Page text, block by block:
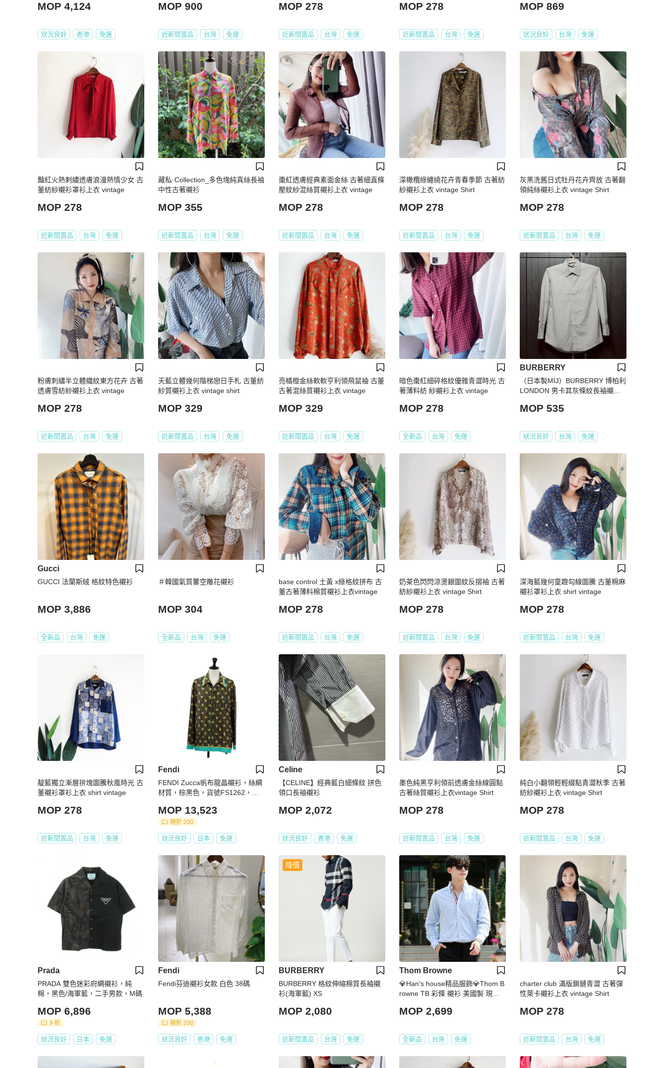
MOP 4,124
狀況良好 香港 免運
MOP 900
近新閒置品 台灣 免運
MOP 278
近新閒置品 台灣 免運
MOP 278
近新閒置品 台灣 免運
MOP 869
狀況良好 台灣 免運
豔紅火熱剌繡透膚浪漫熱情少女 古
董紡紗襯衫罩衫上衣 vintage
MOP 278
近新閒置品 台灣 免運
藏私·Collection_多色塊純真絲長袖
中性古著襯衫
MOP 355
近新閒置品 台灣 免運
棗紅透膚經典素面金絲 古著細直條
壓紋紗混絲質襯衫上衣 vintage
MOP 278
近新閒置品 台灣 免運
深橄欖綠纏繞花卉青春季節 古著紡
紗襯衫上衣 vintage Shirt
MOP 278
近新閒置品 台灣 免運
灰黑洗舊日式牡丹花卉齊放 古著翻
領純絲襯衫上衣 vintage Shirt
MOP 278
近新閒置品 台灣 免運
粉膚刺繡半立體織紋東方花卉 古著
透膚雪紡紗襯衫上衣 vintage
MOP 278
近新閒置品 台灣 免運
天藍立體幾何階梯戀日手札 古董紡
紗質襯衫上衣 vintage shirt
MOP 329
近新閒置品 台灣 免運
亮橘橙金絲軟軟亨利領飛鼠袖 古董
古著混絲質襯衫上衣 vintage
MOP 329
近新閒置品 台灣 免運
暗色棗紅細碎格紋優雅青澀時光 古
著薄料紡 紗襯衫上衣 vintage
MOP 278
全新品 台灣 免運
BURBERRY
（日本製MIJ）BURBERRY 博柏利
LONDON 男卡其灰條紋長袖襯衫3
MOP 535
狀況良好 台灣 免運
Gucci
GUCCI 法蘭斯絨 格紋特色襯衫
MOP 3,886
全新品 台灣 免運
＃韓國氣質簍空雕花襯衫
MOP 304
全新品 台灣 免運
base control 土黃 x綠格紋拼布 古
董古著薄料棉質襯衫上衣vintage
MOP 278
近新閒置品 台灣 免運
奶茶色閃閃涼燙銀圖紋反摺袖 古著
紡紗襯衫上衣 vintage Shirt
MOP 278
近新閒置品 台灣 免運
深海藍幾何童趣勾線圖騰 古董棉麻
襯衫罩衫上衣 shirt vintage
MOP 278
近新閒置品 台灣 免運
靛藍獨立漸層拚塊圖騰秋風時光 古
董襯衫罩衫上衣 shirt vintage
MOP 278
近新閒置品 台灣 免運
Fendi
FENDI Zucca帆布龍晶襯衫，絲綢
材質，棕黑色，貨號FS1262，正
MOP 13,523
現折 200
狀況良好 日本 免運
Celine
【CELINE】經典藍白細條紋 拼色
領口長袖襯衫
MOP 2,072
狀況良好 香港 免運
墨色純黑亨利領前透膚金絲線圓點
古著絲質襯衫上衣vintage Shirt
MOP 278
近新閒置品 台灣 免運
純白小翻領輕輕綴點青澀秋季 古著
紡紗襯衫上衣 vintage Shirt
MOP 278
近新閒置品 台灣 免運
Prada
PRADA 雙色迷彩府綢襯衫，純
棉，黑色/海軍藍，二手男款，M碼
MOP 6,896
9 折
狀況良好 日本 免運
Fendi
Fendi芬迪襯衫女款 白色 38碼
MOP 5,388
現折 200
狀況良好 香港 免運
降價
BURBERRY
BURBERRY 格紋伸縮棉質長袖襯
衫(海軍藍) XS
MOP 2,080
近新閒置品 台灣 免運
Thom Browne
💎Han's house精品服飾💎Thom B
rowne TB 彩條 襯衫 美國製 現貨 S
MOP 2,699
全新品 台灣 免運
charter club 滿版鎖鏈青澀 古著彈
性萊卡襯衫上衣 vintage Shirt
MOP 278
近新閒置品 台灣 免運